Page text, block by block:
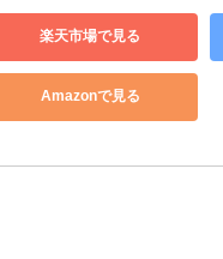
楽天市場で見る
Amazonで見る